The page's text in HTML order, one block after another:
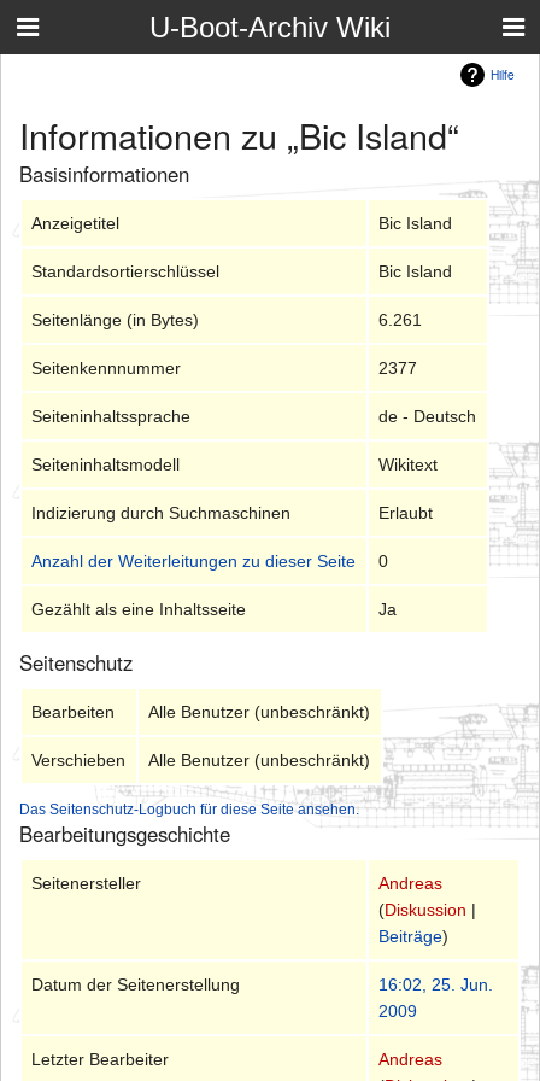
U-Boot-Archiv Wiki
Hilfe
Informationen zu „Bic Island“
Basisinformationen
Anzeigetitel Bic Island
Standardsortierschlüssel Bic Island
Seitenlänge (in Bytes) 6.261
Seitenkennnummer 2377
Seiteninhaltssprache de - Deutsch
Seiteninhaltsmodell Wikitext
Indizierung durch Suchmaschinen Erlaubt
Anzahl der Weiterleitungen zu dieser Seite 0
Gezählt als eine Inhaltsseite Ja
Seitenschutz
Bearbeiten Alle Benutzer (unbeschränkt)
Verschieben Alle Benutzer (unbeschränkt)
Das Seitenschutz-Logbuch für diese Seite ansehen.
Bearbeitungsgeschichte
Seitenersteller
Andreas
(Diskussion |
Beiträge)
Datum der Seitenerstellung
16:02, 25. Jun.
2009
Letzter Bearbeiter
Andreas